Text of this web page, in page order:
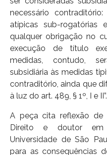
necessário
atípicas sub-rogatórias
qualquer obrigação no
execução de título
medidas, contudo,
subsidiária às medidas
contraditório, ainda que
à luz do art. 489, § 1º, I e II”.
A peça cita reflexão de
Direito e doutor em
Universidade de São
para as consequências